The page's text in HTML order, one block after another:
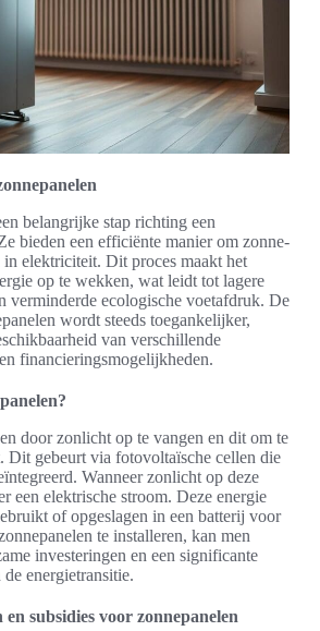
belangrijke stap richting een
bieden een efficiënte manier om zonne-
in elektriciteit. Dit proces maakt het
op te wekken, wat leidt tot lagere
verminderde ecologische voetafdruk. De
wordt steeds toegankelijker,
van verschillende
financieringsmogelijkheden.
door zonlicht op te vangen en dit om te
Dit gebeurt via fotovoltaïsche cellen die
Wanneer zonlicht op deze
een elektrische stroom. Deze energie
of opgeslagen in een batterij voor
te installeren, kan men
investeringen en een significante
energietransitie.
subsidies voor zonnepanelen